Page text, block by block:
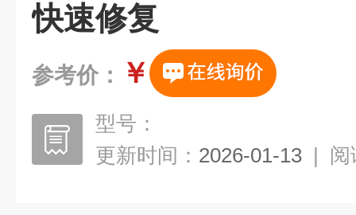
快速修复
参考价： ￥
型号：
更新时间： 2026-01-13 | 阅